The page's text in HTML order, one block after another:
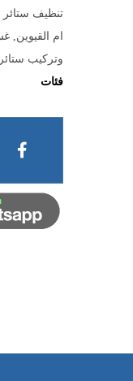
تنظيف ستائر
ام القيوين ,
وتركيب
فئات